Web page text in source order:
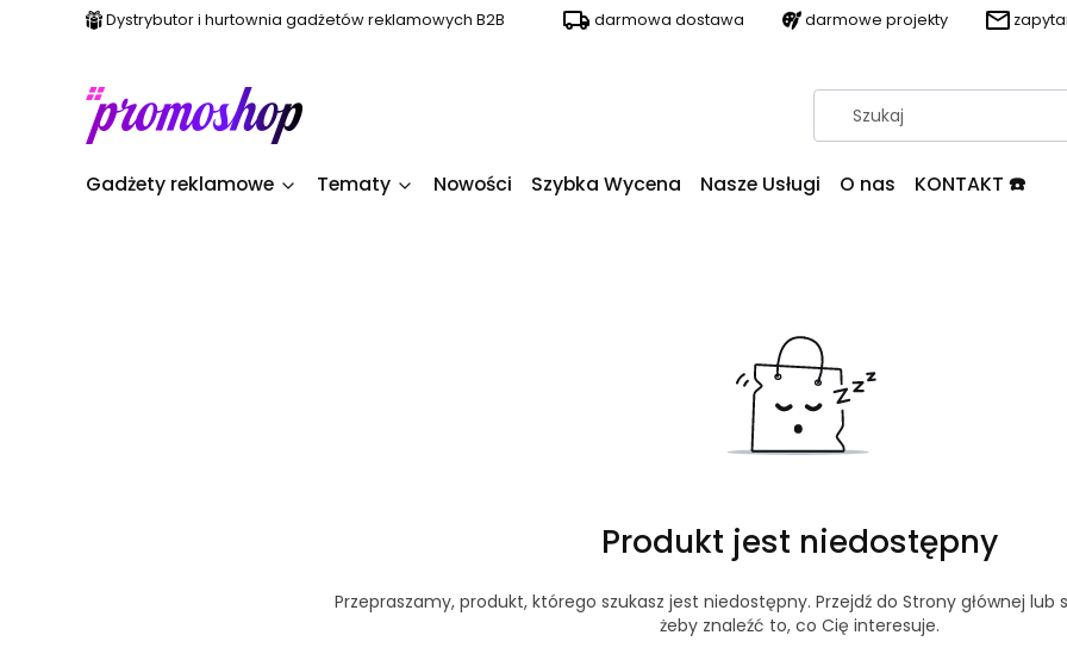
Dystrybutor i hurtownia gadżetów reklamowych B2B darmowa dostawa darmowe projekty
Gadżety reklamowe Tematy Nowości Szybka Wycena Nasze Usługi O nas KONTAKT ☎️
Produkt jest niedostępny
Przepraszamy, produkt, którego szukasz jest niedostępny. Przejdź do Strony głównej lub
żeby znaleźć to, co Cię interesuje.